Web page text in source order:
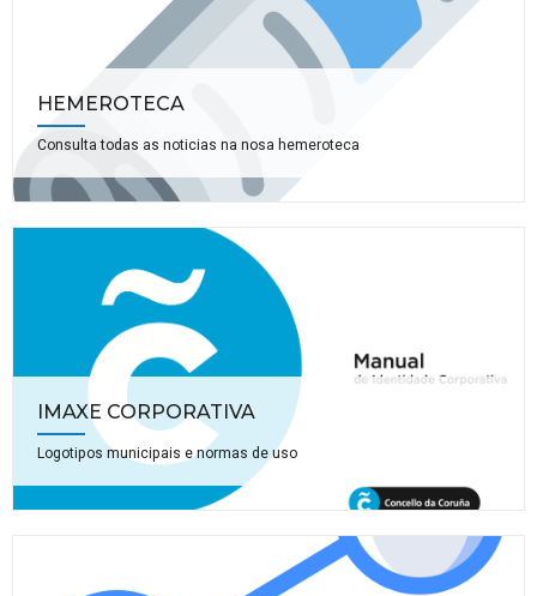
HEMEROTECA
Consulta todas as noticias na nosa hemeroteca
IMAXE CORPORATIVA
Logotipos municipais e normas de uso